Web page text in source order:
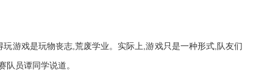
游戏是玩物丧志,荒废学业。实际上,游戏只是一种形式,队友们
员谭同学说道。